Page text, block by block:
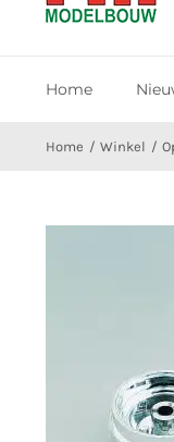
Home
Home Winkel